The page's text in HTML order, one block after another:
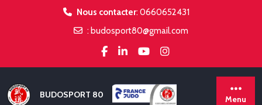
Nous contacter: 0660652431
: budosport80@gmail.com
BUDOSPORT 80 Menu